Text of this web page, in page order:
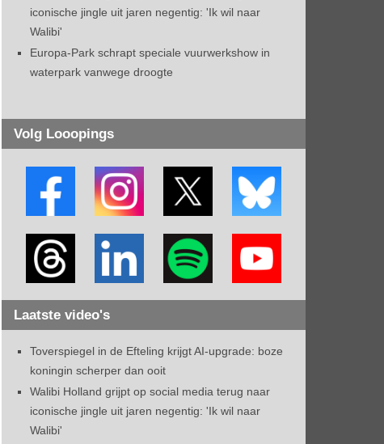
iconische jingle uit jaren negentig: 'Ik wil naar
Walibi'
Europa-Park schrapt speciale vuurwerkshow in
waterpark vanwege droogte
Volg Looopings
Laatste video's
Toverspiegel in de Efteling krijgt AI-upgrade: boze
koningin scherper dan ooit
Walibi Holland grijpt op social media terug naar
iconische jingle uit jaren negentig: 'Ik wil naar
Walibi'